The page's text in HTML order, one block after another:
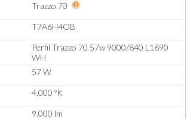
Trazzo 70
T7A6H4OB
Perfil Trazzo 70 57w 9000/840 L1690
WH
57 W
4.000 ºK
9.000 lm